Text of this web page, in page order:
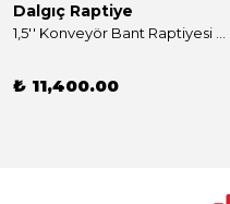
Dalgıç Raptiye
₺ 11,400.00